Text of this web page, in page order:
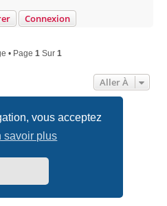
vous acceptez
savoir plus
Connexion
• Page 1 Sur 1
Aller À
Nous contacter
v12mike